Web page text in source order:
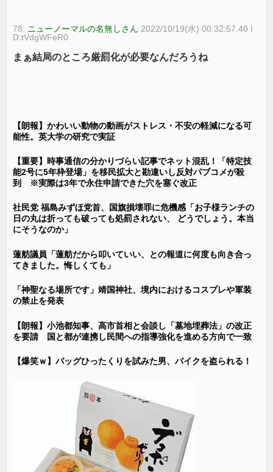
78: ニューノーマルの名無しさん 2022/10/19(水) 00:32:57.40 I
D:tVdgWFeR0
まぁ結局のところ厳罰化が必要なんだろうね
【朗報】かわいい動物の動画がストレス・不安の軽減になる可
能性。英大学の研究で実証
【重要】時事通信の分かりづらい記事でネット混乱！「特定技
能2号に5年枠登場」を移民拡大と勘違いし反対パブコメが殺
到 ※実際は3年で永住申請できた穴を塞ぐ改正
社民党 福島みずほ党首、国旗損壊罪に危機感「お子様ランチの
日の丸は折っても破っても処罰されない、 どうでしょう。本当
にそうなのか」
蓮舫議員「蓮舫だから叩いていい、との報道に何度も向き合っ
てきました。悔しくても」
「神聖なる場所です」靖国神社、境内におけるコスプレや軍装
の禁止を発表
【朗報】小池都知事、高市首相と会談し「墓地埋葬法」の改正
を要請 国と都が連携し民間への指導強化を進める方向で一致
【爆笑ｗ】バッグひったくりを試みた男、バイクを盗られる！